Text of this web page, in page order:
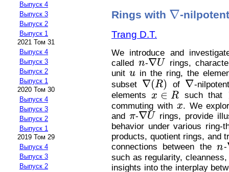
Выпуск 4
Выпуск 3
Выпуск 2
Выпуск 1
2021 Том 31
Выпуск 4
Выпуск 3
Выпуск 2
Выпуск 1
2020 Том 30
Выпуск 4
Выпуск 3
Выпуск 2
Выпуск 1
2019 Том 29
Выпуск 4
Выпуск 3
Выпуск 2
Rings with ∇
∇ -
Trang D.T.
We introduce and
called n
n -∇U
∇U
rings,
unit u
u
in the ring, the
subset ∇(R)
∇(R ) of ∇
∇ -
elementsx ∈ R
x∈ R such that
commuting with x
x . We
and π
π -∇U
∇U
rings, provide
behavior under various ring-
products, quotient rings, and
connections between then
n -
such as regularity,
insights into the interplay